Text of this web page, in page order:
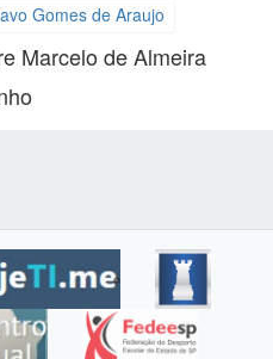
Gomes de Araujo
Marcelo de Almeira